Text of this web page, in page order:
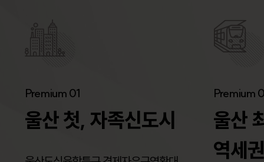
Premium 01
울산 첫, 자족신도시
Premium
울산
역세